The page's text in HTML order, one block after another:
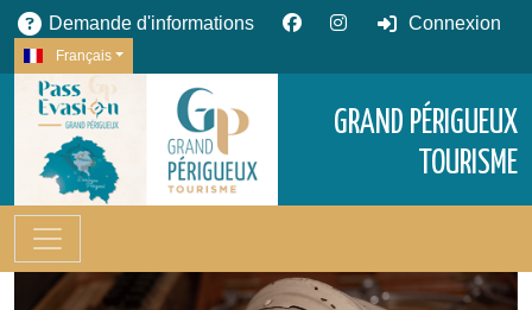
Demande d'informations Connexion
Français
GRAND PÉRIGUEUX
TOURISME